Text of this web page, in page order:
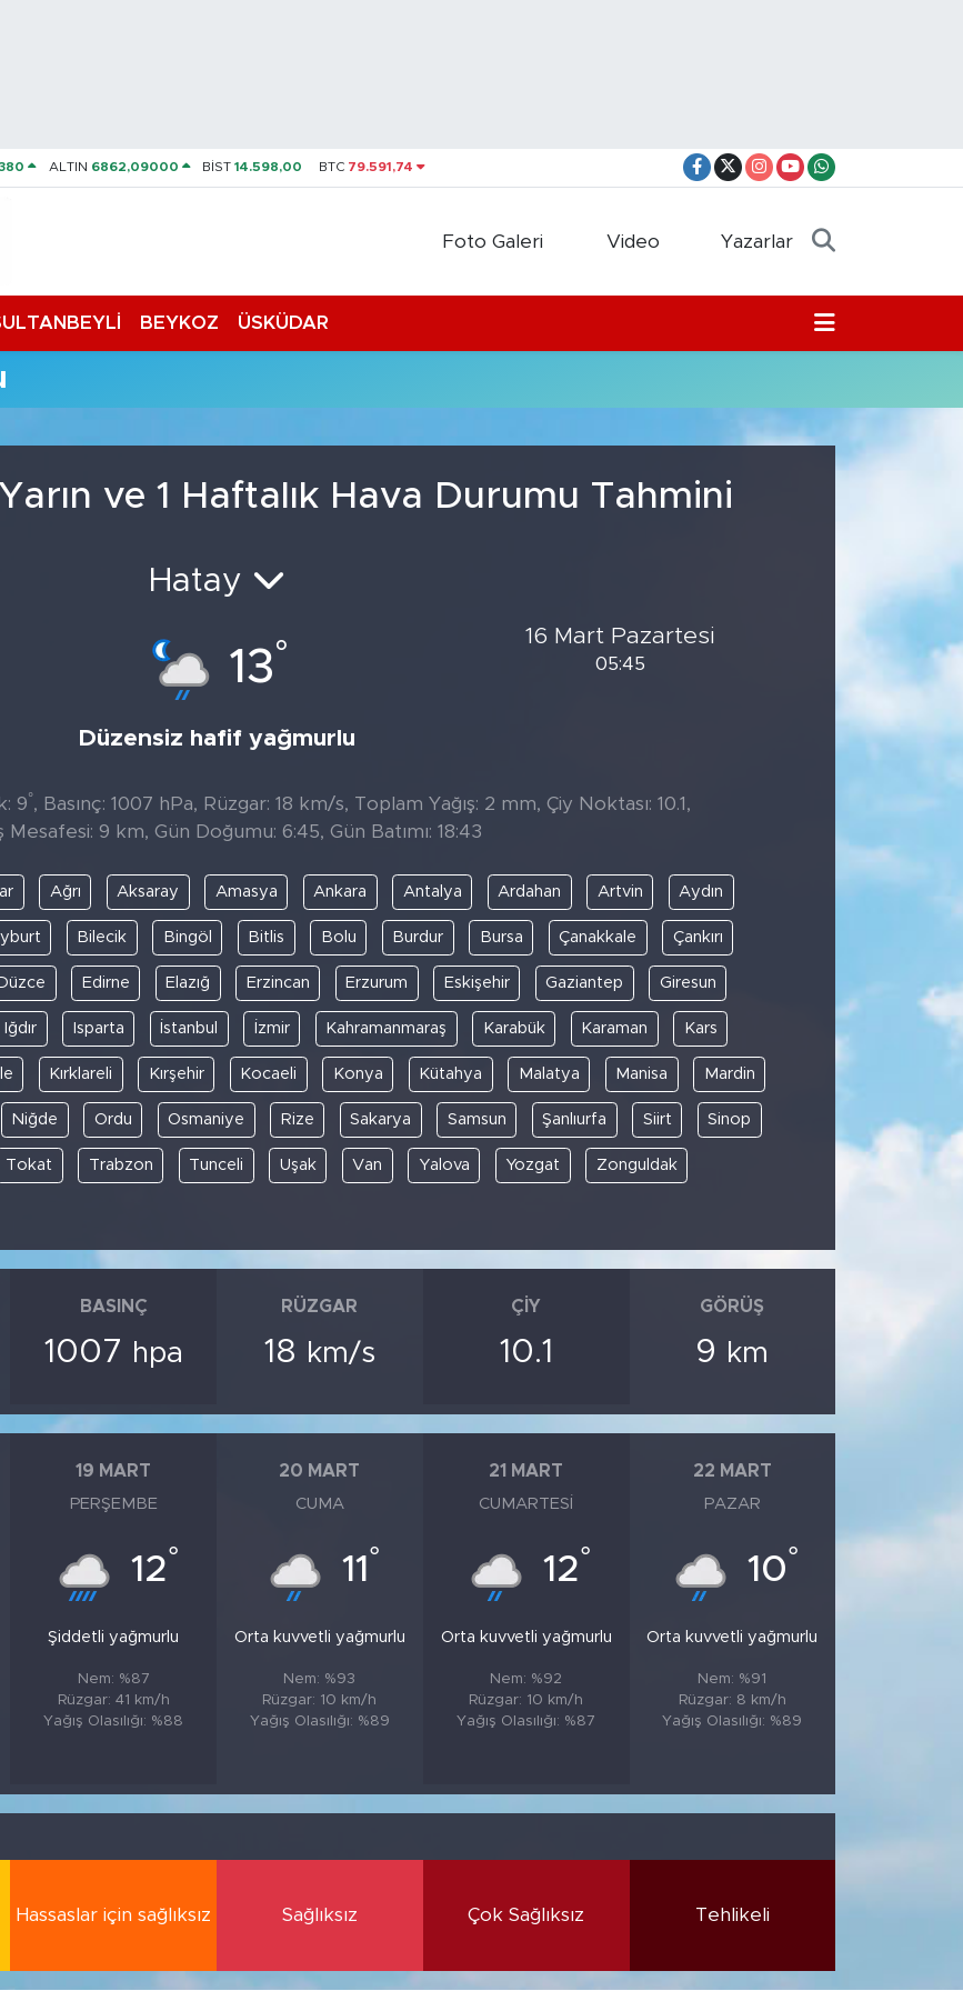
ALTIN 6862,09000 BİST14.598,00 BTC 79.591,74
Foto Galeri Video Yazarlar
BEYKOZ ÜSKÜDAR
ve 1 Haftalık Hava Durumu Tahmini
Hatay
13°
Düzensiz hafif yağmurlu
16 Mart Pazartesi
05:45
9°, Basınç: 1007 hPa, Rüzgar: 18 km/s, Toplam Yağış: 2 mm, Çiy Noktası: 10.1,
Mesafesi: 9 km, Gün Doğumu: 6:45, Gün Batımı: 18:43
Ağrı Aksaray Amasya Ankara Antalya Ardahan Artvin Aydın
Bilecik Bingöl Bitlis Bolu Burdur Bursa Çanakkale Çankırı
Düzce Edirne Elazığ Erzincan Erzurum Eskişehir Gaziantep Giresun
Iğdır Isparta İstanbul İzmir Kahramanmaraş Karabük Karaman Kars
Kırklareli Kırşehir Kocaeli Konya Kütahya Malatya Manisa Mardin
Niğde Ordu Osmaniye Rize Sakarya Samsun Şanlıurfa Siirt Sinop
Tokat Trabzon Tunceli Uşak Van Yalova Yozgat Zonguldak
BASINÇ
1007 hpa
RÜZGAR
18 km/s
ÇIY
10.1
GÖRÜŞ
9 km
19 MART
PERŞEMBE
12°
Şiddetli yağmurlu
Nem: %87
Rüzgar: 41 km/h
Yağış Olasılığı: %88
20 MART
CUMA
11 °
Orta kuvvetli yağmurlu
Nem: %93
Rüzgar: 10 km/h
Yağış Olasılığı: %89
21 MART
CUMARTESI
12°
Orta kuvvetli yağmurlu
Nem: %92
Rüzgar: 10 km/h
Yağış Olasılığı: %87
22 MART
PAZAR
10°
Orta kuvvetli yağmurlu
Nem: %91
Rüzgar: 8 km/h
Yağış Olasılığı: %89
Hassaslar için sağlıksız Sağlıksız Çok Sağlıksız Tehlikeli